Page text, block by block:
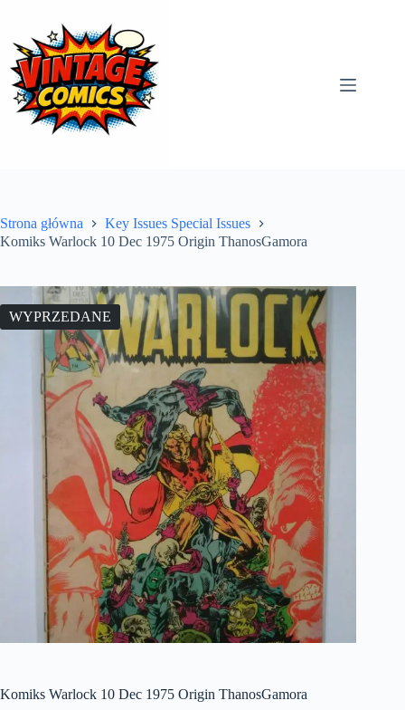
treści
Strona główna
Key Issues Special Issues
Komiks Warlock 10 Dec 1975 Origin ThanosGamora
WYPRZEDANE
Komiks Warlock 10 Dec 1975 Origin ThanosGamora